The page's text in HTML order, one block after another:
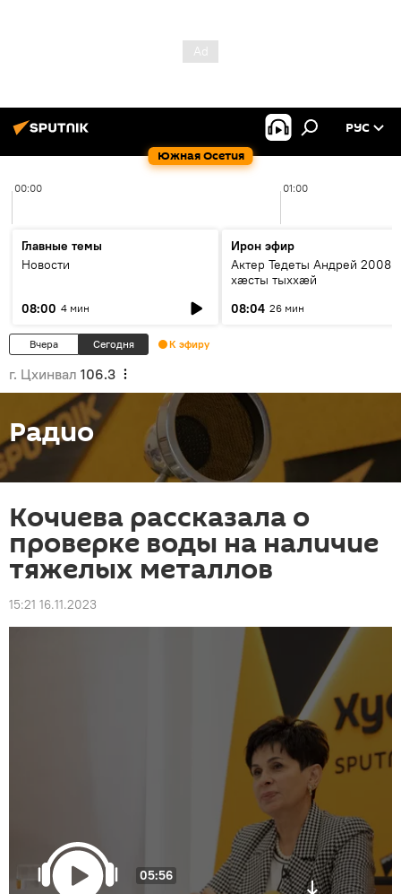
Южная Осетия
РУС
00:00 01:00
Главные темы
Новости
08:00 4 мин
Ирон эфир
Актер Тедеты Андрей 2008
хæсты тыххæй
08:04 26 мин
Вчера Сегодня К эфиру
г. Цхинвал 106.3
Радио
Кочиева рассказала о
проверке воды на наличие
тяжелых металлов
15:21 16.11.2023
05:56